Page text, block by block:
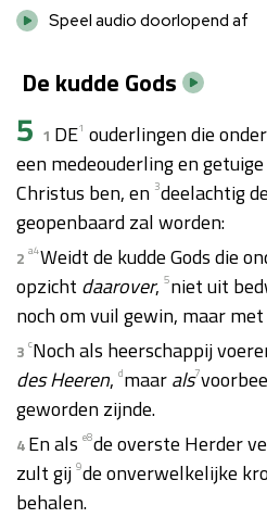
Speel audio doorlopend af
De kudde Gods
5 1 DE1 ouderlingen die
een medeouderling en
Christus ben, en 3deelachtig
geopenbaard zal worden:
2 a4Weidt de kudde Gods die
opzicht daarover, 5niet uit
noch om vuil gewin, maar
3 cNoch als heerschappij
des Heeren, dmaarals7
geworden zijnde.
4En als e8de overste Herder
zult gij 9de onverwelkelijke
behalen.